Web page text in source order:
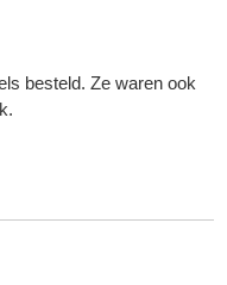
besteld. Ze waren ook